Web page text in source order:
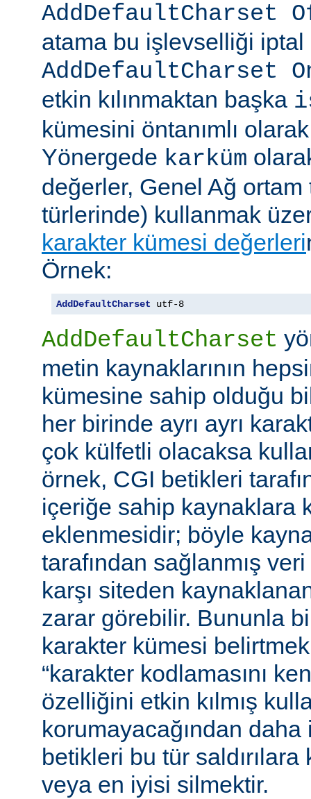
AddDefaultCharset
atama bu işlevselliği iptal
AddDefaultCharset
etkin kılınmaktan başka
kümesini öntanımlı
Yönergede karküm
değerler, Genel Ağ
türlerinde) kullanmak
karakter kümesi değerleri
Örnek:
AddDefaultCharset utf-8
AddDefaultCharset
metin kaynaklarının
kümesine sahip olduğu
her birinde ayrı ayrı
çok külfetli olacaksa
örnek, CGI betikleri
içeriğe sahip kaynaklara
eklenmesidir; böyle
tarafından sağlanmış
karşı siteden
zarar görebilir. Bununla
karakter kümesi
“karakter kodlamasını
özelliğini etkin kılmış
korumayacağından
betikleri bu tür saldırılara
veya en iyisi silmektir.